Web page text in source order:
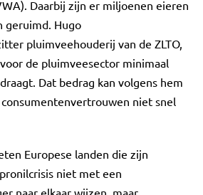
Daarbij zijn er miljoenen eieren
geruimd. Hugo
pluimveehouderij van de ZLTO,
de pluimveesector minimaal
Dat bedrag kan volgens hem
niet snel
Europese landen die zijn
niet met een
naar elkaar wijzen, maar